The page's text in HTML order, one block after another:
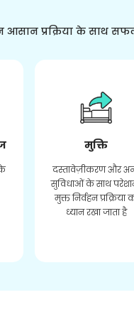
आसान प्रक्रिया के साथ
मुक्ति
दस्तावेज़ीकरण और
सुविधाओं के साथ
मुक्त निर्वहन प्रक्रिया
ध्यान रखा जाता है